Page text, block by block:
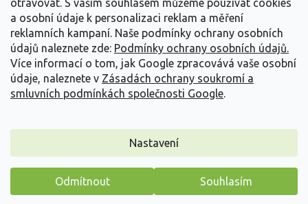
otravovat. S vaším souhlasem můžeme používat cookies
a osobní údaje k personalizaci reklam a měření
reklamních kampaní. Naše podmínky ochrany osobních
údajů naleznete zde: Podmínky ochrany osobních údajů.
Více informací o tom, jak Google zpracovává vaše osobní
údaje, naleznete v Zásadách ochrany soukromí a
smluvních podmínkách společnosti Google.
Nastavení
Odmítnout Souhlasím
Vytvořil Shoptet
Copyright 2026 Zahradnictví Spomyšl
. Všechna práva
vyhrazena.
Máme pro vás malý dárek